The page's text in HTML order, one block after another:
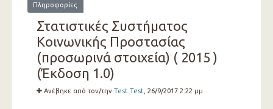
Πληροφορίες
Στατιστικές Συστήματος
Κοινωνικής Προστασίας
(προσωρινά στοιχεία) ( 2015 )
(Έκδοση 1.0)
Ανέβηκε από τον/την Test Test , 26/9/2017 2:22 μμ